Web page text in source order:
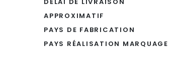
APPROXIMATIF
PAYS DE FABRICATION
PAYS RÉALISATION MARQUAGE